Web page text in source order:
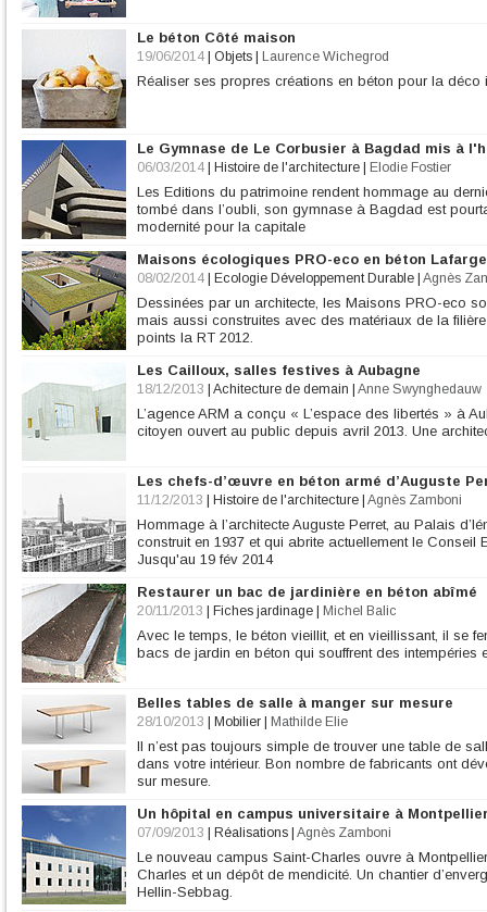
Le béton Côté maison
19/06/2014 Objets Laurence Wichegrod
Réaliser ses propres créations en béton pour la déco
Le Gymnase de Le Corbusier à Bagdad mis à
06/03/2014 Histoire de l'architecture Elodie Fostier
Les Editions du patrimoine rendent hommage au
tombé dans l’oubli, son gymnase à Bagdad est
modernité pour la capitale
Maisons écologiques PRO-eco en béton Lafarge
08/02/2014 Ecologie Développement Durable Agnès
Dessinées par un architecte, les Maisons PRO-eco
mais aussi construites avec des matériaux de la
points la RT 2012.
Les Cailloux, salles festives à Aubagne
18/12/2013 Achitecture de demain Anne Swynghedauw
L’agence ARM a conçu « L’espace des libertés » à
citoyen ouvert au public depuis avril 2013. Une
Les chefs-d’œuvre en béton armé d’Auguste
11/12/2013 Histoire de l'architecture Agnès Zamboni
Hommage à l’architecte Auguste Perret, au Palais
construit en 1937 et qui abrite actuellement le Conseil
Jusqu'au 19 fév 2014
Restaurer un bac de jardinière en béton abîmé
20/11/2013 Fiches jardinage Michel Balic
Avec le temps, le béton vieillit, et en vieillissant, il se
bacs de jardin en béton qui souffrent des intempéries
Belles tables de salle à manger sur mesure
28/10/2013 Mobilier Mathilde Elie
Il n’est pas toujours simple de trouver une table de
dans votre intérieur. Bon nombre de fabricants ont
sur mesure.
Un hôpital en campus universitaire à
07/09/2013 Réalisations Agnès Zamboni
Le nouveau campus Saint-Charles ouvre à
Charles et un dépôt de mendicité. Un chantier
Hellin-Sebbag.